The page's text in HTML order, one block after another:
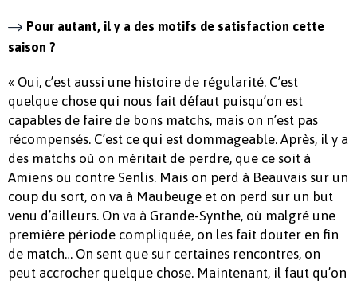
Pour autant, il y a des motifs de satisfaction cette
saison ?
« Oui, c’est aussi une histoire de régularité. C’est
quelque chose qui nous fait défaut puisqu’on est
capables de faire de bons matchs, mais on n’est pas
récompensés. C’est ce qui est dommageable. Après, il y a
des matchs où on méritait de perdre, que ce soit à
Amiens ou contre Senlis. Mais on perd à Beauvais sur un
coup du sort, on va à Maubeuge et on perd sur un but
venu d’ailleurs. On va à Grande-Synthe, où malgré une
première période compliquée, on les fait douter en fin
de match… On sent que sur certaines rencontres, on
peut accrocher quelque chose. Maintenant, il faut qu’on